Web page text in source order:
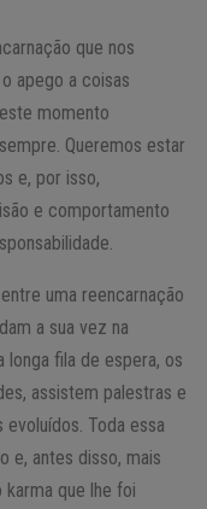
que nos
apego a coisas
momento
Queremos estar
e, por isso,
e comportamento
uma reencarnação
a sua vez na
fila de espera, os
assistem palestras e
Toda essa
e, antes disso, mais
karma que lhe foi